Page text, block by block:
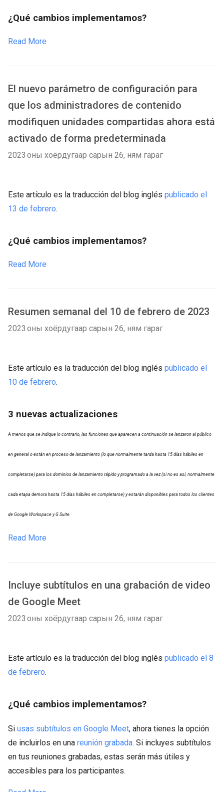
¿Qué cambios implementamos?
Read More
El nuevo parámetro de configuración para
que los administradores de contenido
modifiquen unidades compartidas ahora está
activado de forma predeterminada
2023 оны хоёрдугаар сарын 26, ням гараг
Este artículo es la traducción del blog inglés publicado el
13 de febrero.
¿Qué cambios implementamos?
Read More
Resumen semanal del 10 de febrero de 2023
2023 оны хоёрдугаар сарын 26, ням гараг
Este artículo es la traducción del blog inglés publicado el
10 de febrero.
3 nuevas actualizaciones
A menos que se indique lo contrario, las funciones que aparecen a continuación se lanzaron al público
en general o están en proceso de lanzamiento (lo que normalmente tarda hasta 15 días hábiles en
completarse) para los dominios de lanzamiento rápido y programado a la vez (si no es así, normalmente
cada etapa demora hasta 15 días hábiles en completarse) y estarán disponibles para todos los clientes
de Google Workspace y G Suite.
Read More
Incluye subtítulos en una grabación de video
de Google Meet
2023 оны хоёрдугаар сарын 26, ням гараг
Este artículo es la traducción del blog inglés publicado el 8
de febrero.
¿Qué cambios implementamos?
Si usas subtítulos en Google Meet, ahora tienes la opción
de incluirlos en una reunión grabada. Si incluyes subtítulos
en tus reuniones grabadas, estas serán más útiles y
accesibles para los participantes.